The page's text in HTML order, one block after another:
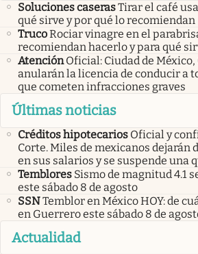
Soluciones caserasTirar el café
qué sirve y por qué lo recomiendan
TrucoRociar vinagre en el
recomiendan hacerlo y para qué
Atención Oficial: Ciudad de
anularán la licencia de conducir a
que cometen infracciones graves
Últimas noticias
Créditos hipotecarios Oficial y
Corte. Miles de mexicanos dejarán
en sus salarios y se suspende una
Temblores Sismo de magnitud 4.1
este sábado 8 de agosto
SSNTemblor en México HOY: de
en Guerrero este sábado 8 de
Actualidad